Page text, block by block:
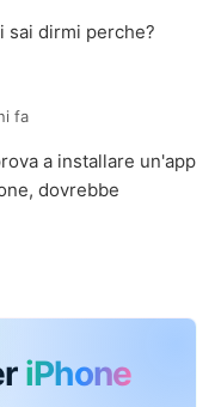
sai dirmi perche?
fa
a installare un'app
dovrebbe
iPhone